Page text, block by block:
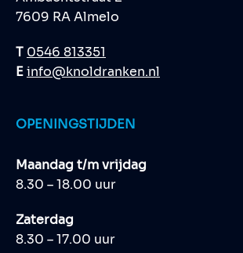
7609 RA Almelo
T 0546 813351
Einfo@knoldranken.nl
OPENINGSTIJDEN
Maandag t/m vrijdag
8.30 – 18.00 uur
Zaterdag
8.30 – 17.00 uur